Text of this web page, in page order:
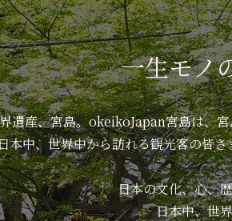
一生モノ
遺産、宮島。okeikoJapan宮島は、
本中、世界中から訪れる観光客の皆
日本の文化、心、
日本中、世